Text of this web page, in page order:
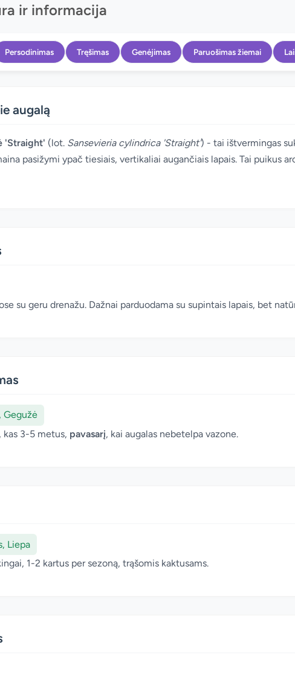
ir informacija
Persodinimas Tręšimas Genėjimas Paruošimas žiemai
augalą
'Straight' (lot. Sansevieria cylindrica 'Straight') - tai ištvermingas
pasižymi ypač tiesiais, vertikaliai augančiais lapais. Tai puikus
su geru drenažu. Dažnai parduodama su supintais lapais, bet
Gegužė
kas 3-5 metus, pavasarį, kai augalas nebetelpa vazone.
Liepa
1-2 kartus per sezoną, trąšomis kaktusams.